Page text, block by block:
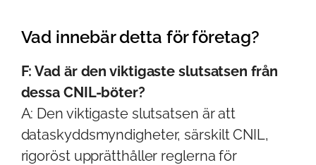
Vad innebär detta för företag?
F: Vad är den viktigaste slutsatsen från
dessa CNIL-böter?
A: Den viktigaste slutsatsen är att
dataskyddsmyndigheter, särskilt CNIL,
rigoröst upprätthåller reglerna för